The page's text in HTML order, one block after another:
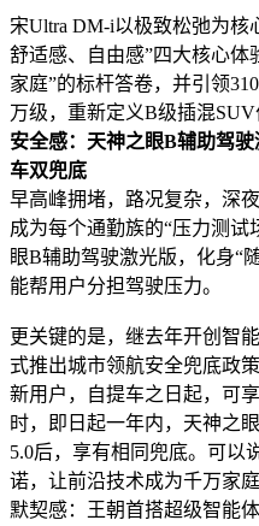
宋Ultra DM-i以极致松弛为核
舒适感、自由感”四大核心体
家庭”的标杆答卷，并引领
万级，重新定义B级插混SUV
安全感：天神之眼B辅助驾
车双兜底
早高峰拥堵，路况复杂，深
成为每个通勤族的“压力测试
眼B辅助驾驶激光版，化身“
能帮用户分担驾驶压力。
更关键的是，继去年开创智
式推出城市领航安全兜底政
新用户，自提车之日起，可
时，即日起一年内，天神之
5.0后，享有相同兜底。可以
诺，让前沿技术成为千万家庭
默契感：王朝首搭超级智能